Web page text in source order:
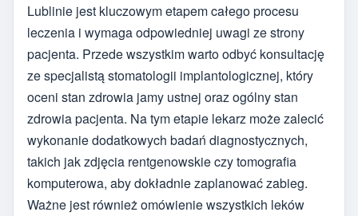
Lublinie jest kluczowym etapem całego procesu
leczenia i wymaga odpowiedniej uwagi ze strony
pacjenta. Przede wszystkim warto odbyć konsultację
ze specjalistą stomatologii implantologicznej, który
oceni stan zdrowia jamy ustnej oraz ogólny stan
zdrowia pacjenta. Na tym etapie lekarz może zalecić
wykonanie dodatkowych badań diagnostycznych,
takich jak zdjęcia rentgenowskie czy tomografia
komputerowa, aby dokładnie zaplanować zabieg.
Ważne jest również omówienie wszystkich leków